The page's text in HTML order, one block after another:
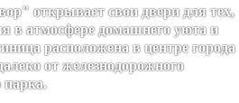
открывает свои двери для тех,
в атмосфере домашнего уюта и
расположена в центре города
от железнодорожного
парка.